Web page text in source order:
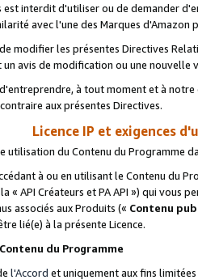
est interdit d'utiliser ou de demander
avec l'une des Marques
modifier les présentes Directives
avis de modification ou une nouvelle
à tout moment et à
aux présentes Directives.
Licence IP et exigences
utilisation du Contenu du Programme
à ou en utilisant le Contenu du
« API Créateurs et PA API ») qui vous
associés aux Produits (« Contenu
lié(e) à la présente Licence.
du Programme
l'Accord et uniquement aux fins